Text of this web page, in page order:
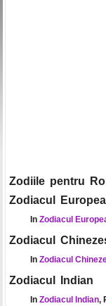
Zodiile pentru
Zodiacul
In Zodiacul
Zodiacul
In Zodiacul
Zodiacul Indian
In Zodiacul Indian,